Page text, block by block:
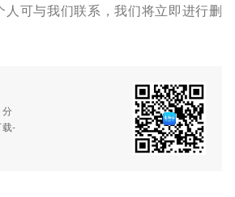
人可与我们联系，我们将立即进行删
分
载-